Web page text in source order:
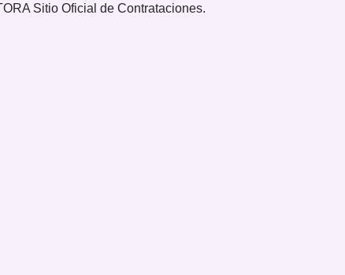
Sitio Oficial de Contrataciones.